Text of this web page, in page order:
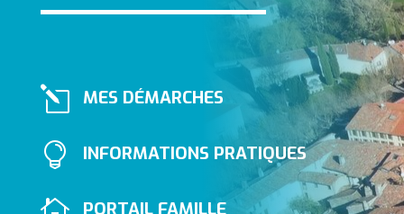
l MES DÉMARCHES
 INFORMATIONS PRATIQUES
PORTAIL FAMILLE